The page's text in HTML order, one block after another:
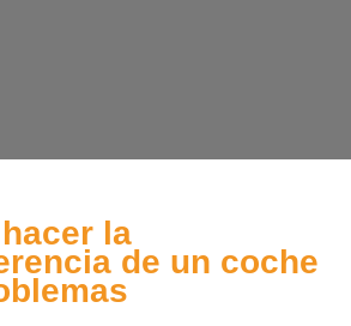
la
de un coche